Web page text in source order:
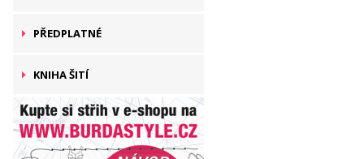
PŘEDPLATNÉ
KNIHA ŠITÍ